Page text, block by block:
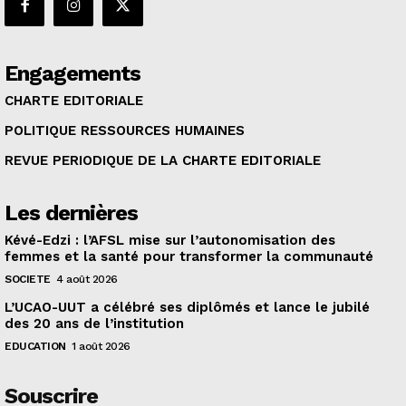
Engagements
CHARTE EDITORIALE
POLITIQUE RESSOURCES HUMAINES
REVUE PERIODIQUE DE LA CHARTE EDITORIALE
Les dernières
Kévé-Edzi : l’AFSL mise sur l’autonomisation des
femmes et la santé pour transformer la communauté
SOCIETE 4 août 2026
L’UCAO-UUT a célébré ses diplômés et lance le jubilé
des 20 ans de l’institution
EDUCATION 1 août 2026
Souscrire